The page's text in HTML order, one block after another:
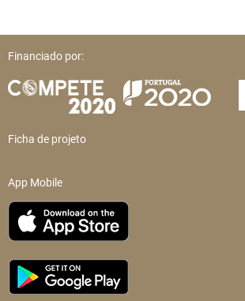
Financiado por:
Ficha de projeto
App Mobile